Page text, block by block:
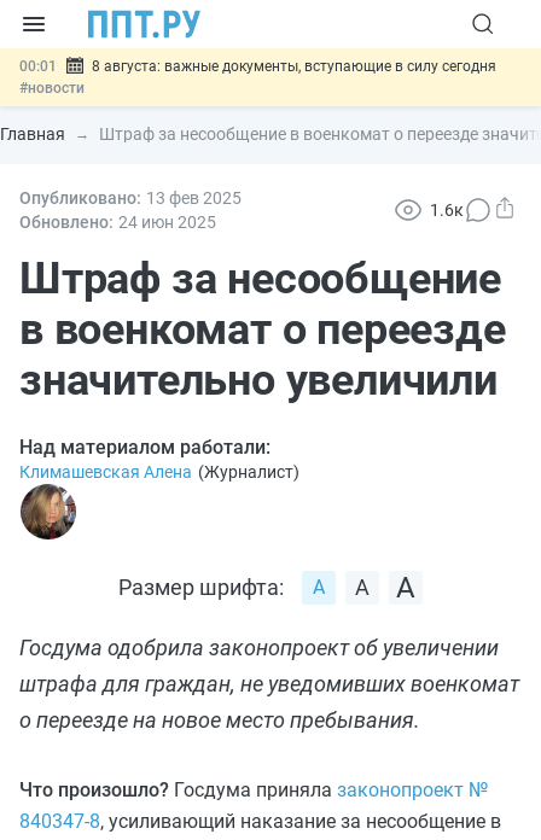
00:01
8 августа: важные документы, вступающие в силу сегодня
#новости
07.08 Подписан закон о блокировке продажи опасных товаров через
«Честный знак»#новости
07.08 Госпошлину за устранение ошибок в документах предлагают
отменить#новости
отношений
#новости
Главная Штраф за несообщение в военкомат о переезде
Опубликовано: 13 фев2025
Обновлено: 24 июн 2025
1.6к
Штраф за несообщение
в военкомат о переезде
значительно увеличили
Над материалом работали:
Климашевская Алена (Журналист)
Размер шрифта:
Госдума одобрила законопроект об увеличении
штрафа для граждан, не уведомивших военкомат
о переезде на новое место пребывания.
Что произошло? Госдума приняла законопроект №
840347-8, усиливающий наказание за несообщение в